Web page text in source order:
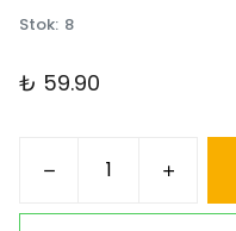
Stok: 8
₺ 59.90